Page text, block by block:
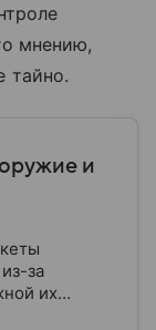
мнению,
тайно.
оружие и
за
их
полета,